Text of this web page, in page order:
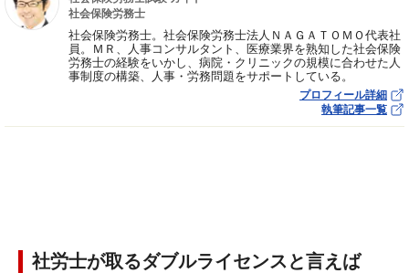
社会保険労務士
社会保険労務士。社会保険労務士法人ＮＡＧＡＴＯＭＯ代表社
員。ＭＲ、人事コンサルタント、医療業界を熟知した社会保険
労務士の経験をいかし、病院・クリニックの規模に合わせた人
事制度の構築、人事・労務問題をサポートしている。
プロフィール詳細
執筆記事一覧
社労士が取るダブルライセンスと言えば